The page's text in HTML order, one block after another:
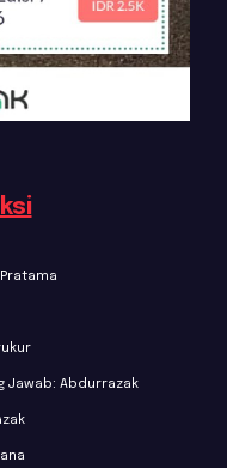
Jawab: Abdurrazak